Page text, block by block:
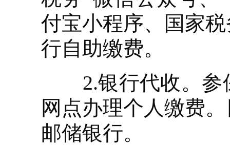
付宝小程序、国家
行自助缴费。
2.银行代收。参
网点办理个人缴费
邮储银行。